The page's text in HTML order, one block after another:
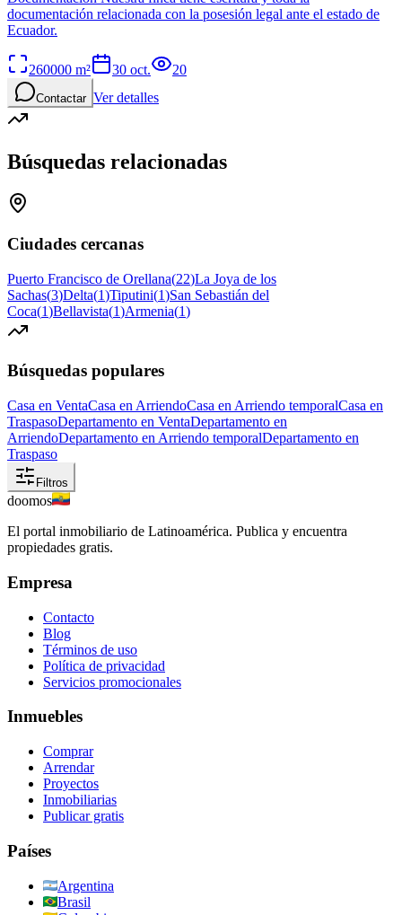
260000 m² 30 oct. 20
Contactar Ver detalles
Búsquedas relacionadas
Ciudades cercanas
Puerto Francisco de Orellana(22)La Joya de los
Sachas(3)Delta(1)Tiputini(1)San Sebastián del
Coca(1)Bellavista(1)Armenia(1)
Búsquedas populares
Casa en VentaCasa en ArriendoCasa en Arriendo temporalCasa en
TraspasoDepartamento en VentaDepartamento en
ArriendoDepartamento en Arriendo temporalDepartamento en
Traspaso
Filtros
doomos
El portal inmobiliario de Latinoamérica. Publica y encuentra
propiedades gratis.
Empresa
Contacto
Blog
Términos de uso
Política de privacidad
Servicios promocionales
Inmuebles
Comprar
Arrendar
Proyectos
Inmobiliarias
Publicar gratis
Países
Argentina
Brasil